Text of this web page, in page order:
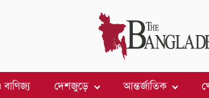
দেশজুড়ে আন্তর্জাতিক